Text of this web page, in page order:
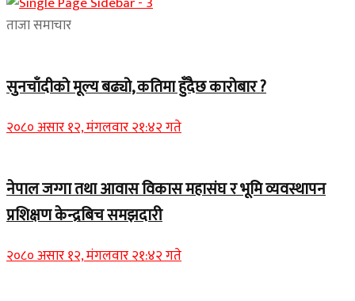
ताजा समाचार
सुनचाँदीको मूल्य बढ्यो, कतिमा हुँदैछ कारोबार ?
२०८० असार १२, मंगलवार २१:४२ गते
नेपाल जग्गा तथा आवास विकास महासंघ र भूमि व्यवस्थापन
प्रशिक्षण केन्द्रबिच समझदारी
२०८० असार १२, मंगलवार २१:४२ गते